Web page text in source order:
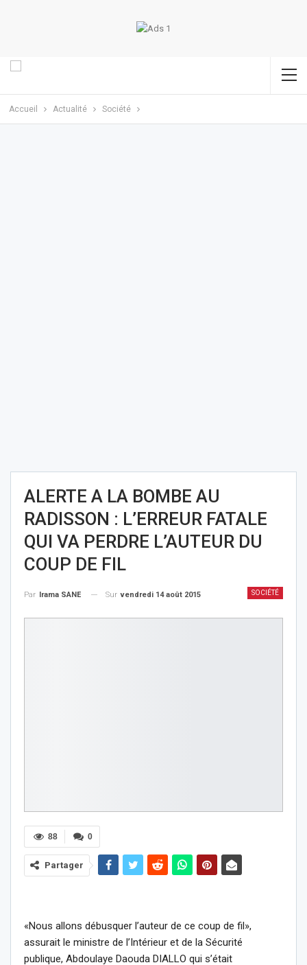
Accueil Actualité Société
ALERTE A LA BOMBE AU
RADISSON : L’ERREUR FATALE
QUI VA PERDRE L’AUTEUR DU
COUP DE FIL
SOCIÉTÉ
Par Irama SANE Sur vendredi 14 août 2015
0
88
Partager
«Nous allons débusquer l’auteur de ce coup de fil»,
assurait le ministre de l’Intérieur et de la Sécurité
publique, Abdoulaye Daouda DIALLO qui s’était